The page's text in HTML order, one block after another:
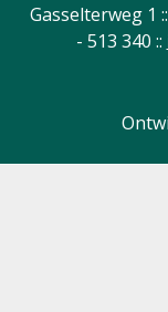
Gasselterweg 1
- 513 340 ::